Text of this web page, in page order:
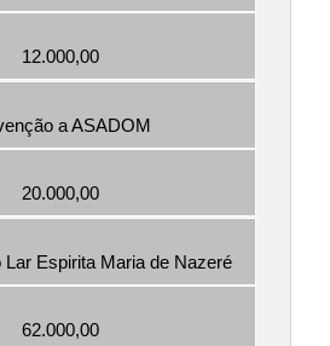
12.000,00
a ASADOM
20.000,00
Lar Espirita Maria de Nazeré
62.000,00